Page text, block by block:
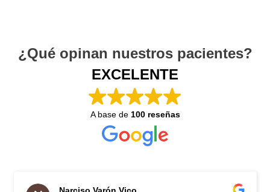
¿Qué opinan nuestros pacientes?
EXCELENTE
A base de 100 reseñas